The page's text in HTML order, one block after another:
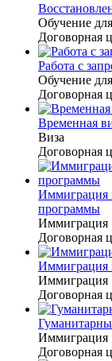
Обучение
Договорная
Работа с
Обучение
Договорная
Временная
Виза
Договорная
Иммиграция
программы
Иммиграция
Договорная
Иммиграция
Иммиграция
Договорная
Иммиграция
Договорная